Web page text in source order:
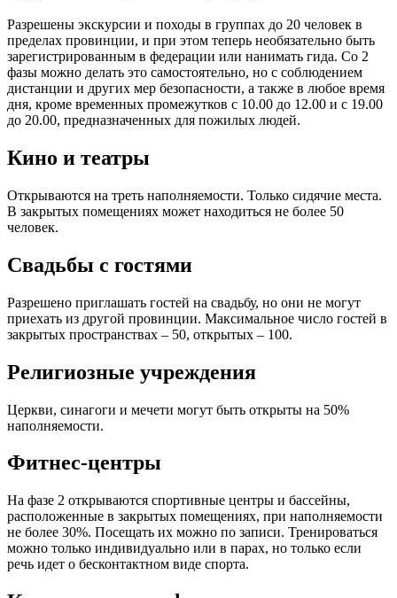
Разрешены экскурсии и походы в группах до 20 человек в
пределах провинции, и при этом теперь необязательно быть
зарегистрированным в федерации или нанимать гида. Со 2
фазы можно делать это самостоятельно, но с соблюдением
дистанции и других мер безопасности, а также в любое время
дня, кроме временных промежутков с 10.00 до 12.00 и с 19.00
до 20.00, предназначенных для пожилых людей.
Кино и театры
Открываются на треть наполняемости. Только сидячие места.
В закрытых помещениях может находиться не более 50
человек.
Свадьбы с гостями
Разрешено приглашать гостей на свадьбу, но они не могут
приехать из другой провинции. Максимальное число гостей в
закрытых пространствах – 50, открытых – 100.
Религиозные учреждения
Церкви, синагоги и мечети могут быть открыты на 50%
наполняемости.
Фитнес-центры
На фазе 2 открываются спортивные центры и бассейны,
расположенные в закрытых помещениях, при наполняемости
не более 30%. Посещать их можно по записи. Тренироваться
можно только индивидуально или в парах, но только если
речь идет о бесконтактном виде спорта.